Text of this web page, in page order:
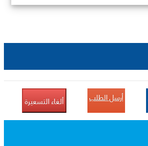
أرسل الطلب ألغاء التسعيرة